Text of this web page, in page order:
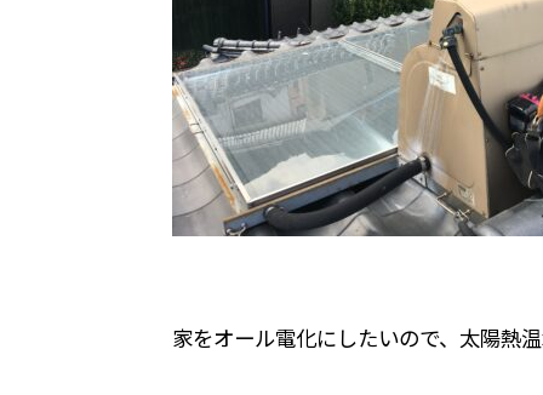
家をオール電化にしたいので、太陽熱